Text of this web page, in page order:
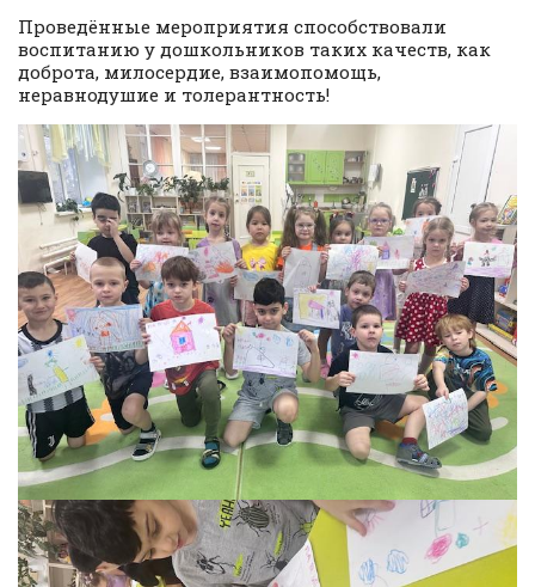
Проведённые мероприятия способствовали
воспитанию у дошкольников таких качеств, как
доброта, милосердие, взаимопомощь,
неравнодушие и толерантность!